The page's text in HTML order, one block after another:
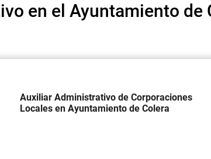
en el Ayuntamiento de
Auxiliar Administrativo de Corporaciones
Locales en Ayuntamiento de Colera